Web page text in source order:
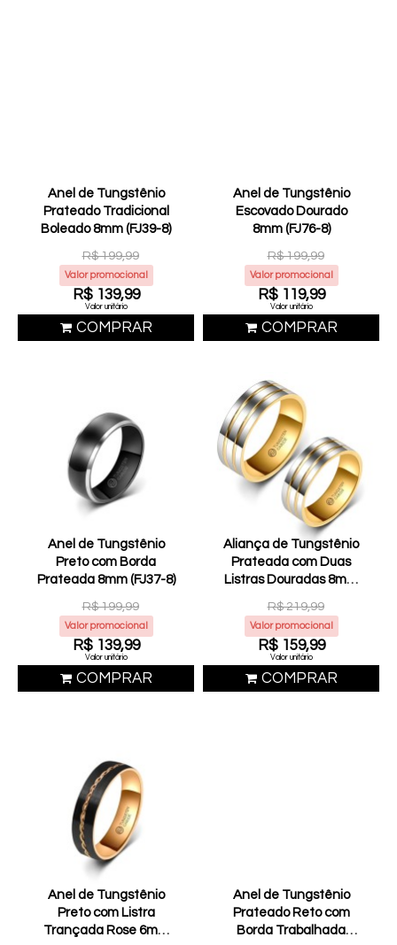
Anel de Tungstênio
Prateado Tradicional
Boleado 8mm (FJ39-8)
R$ 199,99
Valor promocional
R$ 139,99
Valor unitário
COMPRAR
Anel de Tungstênio
Escovado Dourado
8mm (FJ76-8)
R$ 199,99
Valor promocional
R$ 119,99
Valor unitário
COMPRAR
Anel de Tungstênio
Preto com Borda
Prateada 8mm (FJ37-8)
R$ 199,99
Valor promocional
R$ 139,99
Valor unitário
COMPRAR
Aliança de Tungstênio
Prateada com Duas
Listras Douradas 8mm
(FJ12-8)
R$ 219,99
Valor promocional
R$ 159,99
Valor unitário
COMPRAR
Anel de Tungstênio
Preto com Listra
Trançada Rose 6mm
Anel de Tungstênio
Prateado Reto com
Borda Trabalhada